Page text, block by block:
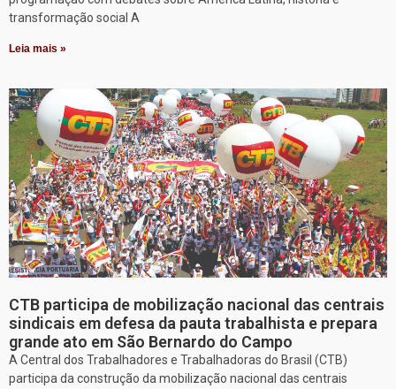
transformação social A
Leia mais »
CTB participa de mobilização nacional das centrais
sindicais em defesa da pauta trabalhista e prepara
grande ato em São Bernardo do Campo
A Central dos Trabalhadores e Trabalhadoras do Brasil (CTB)
participa da construção da mobilização nacional das centrais